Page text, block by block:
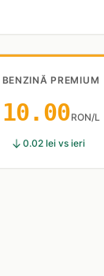
BENZINĂ PREMIUM
10.00RON/L
0.02 lei vs ieri